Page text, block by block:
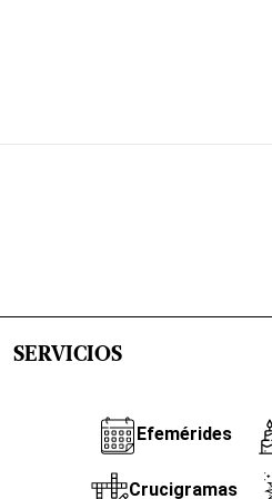
SERVICIOS
Efemérides
Crucigramas